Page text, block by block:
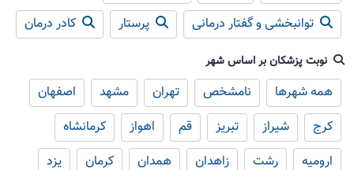
توانبخشی و گفتار درمانی
پرستار کادر درمان
نوبت پزشکان بر اساس شهر
همه شهرها نامشخص تهران مشهد
اصفهان
کرج
شیراز تبریز قم اهواز
کرمانشاه
ارومیه
رشت زاهدان همدان کرمان
یزد